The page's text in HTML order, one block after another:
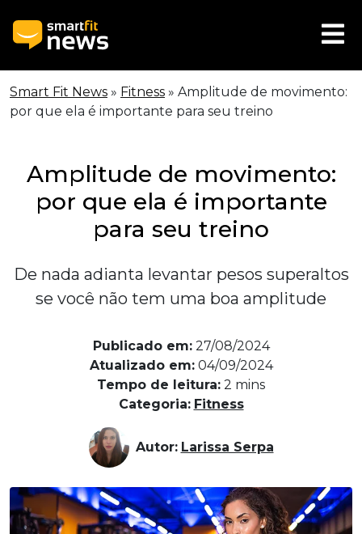
Smart Fit News » Fitness » Amplitude de movimento:
por que ela é importante para seu treino
Amplitude de movimento:
por que ela é importante
para seu treino
De nada adianta levantar pesos superaltos
se você não tem uma boa amplitude
Publicado em: 27/08/2024
Atualizado em: 04/09/2024
Tempo de leitura: 2 mins
Categoria: Fitness
Autor: Larissa Serpa